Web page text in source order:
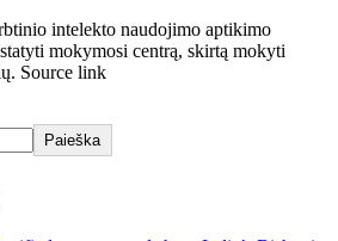
intelekto naudojimo aptikimo
mokymosi centrą, skirtą mokyti
Source link
Paieška